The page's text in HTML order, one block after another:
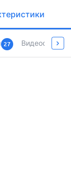
27 Видеообзоры